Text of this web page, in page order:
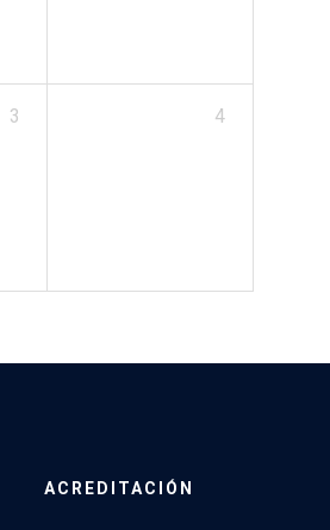
3 4
ACREDITACIÓN